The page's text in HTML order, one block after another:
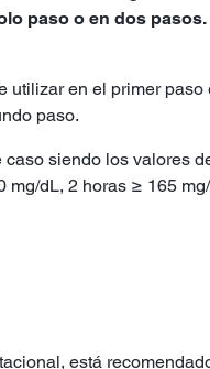
paso o en dos pasos.
utilizar en el primer
paso.
siendo los valores
dL, 2 horas ≥ 165
está